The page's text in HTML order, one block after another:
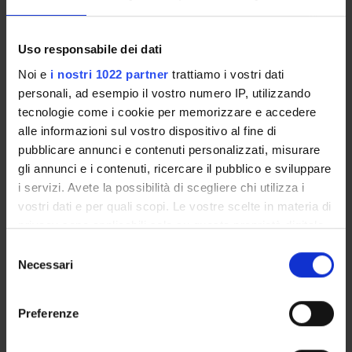
Uso responsabile dei dati
Noi e i nostri 1022 partner trattiamo i vostri dati
personali, ad esempio il vostro numero IP, utilizzando
tecnologie come i cookie per memorizzare e accedere
alle informazioni sul vostro dispositivo al fine di
pubblicare annunci e contenuti personalizzati, misurare
gli annunci e i contenuti, ricercare il pubblico e sviluppare
i servizi. Avete la possibilità di scegliere chi utilizza i
vostri dati e per quali scopi. Le vostre scelte in materia di
privacy sono applicabili solo su questa proprietà digitale
modificare o revocare il proprio consenso in qualsiasi
momento dalla Dichiarazione sui cookie o facendo clic
delNecessari
Preferenze
ORGANIZZAZIONE
COMMISSIONI
SERVIZI DI SEGRETERIA STUDENTI
UFFICI E STRUTTURE DI SERVIZIO